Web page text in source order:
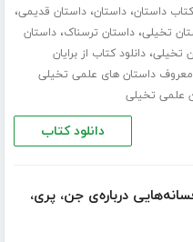
کتاب داستان،داستان،داستان قدیمی،
تخیلی،داستان ترسناک،داستان
تخیلی،دانلود کتاب از برایان
داستان های علمی تخیلی
علمی تخیلی
دانلود کتاب
درباره‌ی جن، پری،